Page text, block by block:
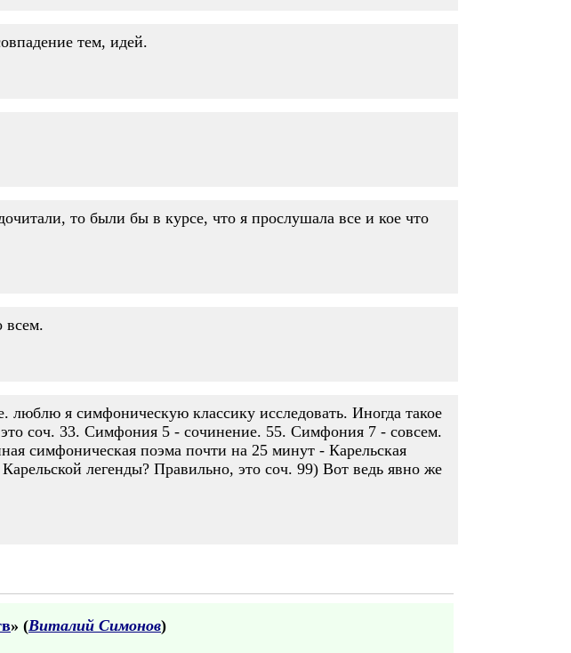
тем, идей.
то были бы в курсе, что я прослушала все и кое что
всем.
я симфоническую классику исследовать. Иногда такое
соч. 33. Симфония 5 - сочинение. 55. Симфония 7 - совсем.
симфоническая поэма почти на 25 минут - Карельская
легенды? Правильно, это соч. 99) Вот ведь явно же
» (Виталий Симонов)